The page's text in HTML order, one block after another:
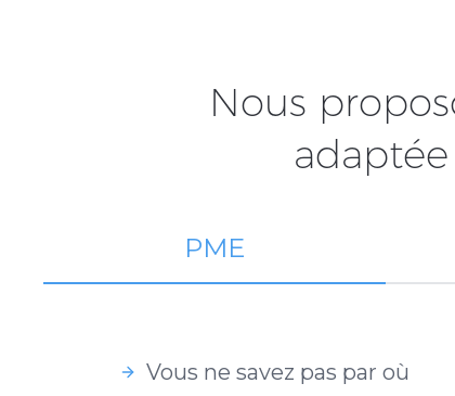
Nous
PME
Vous ne savez pas par où